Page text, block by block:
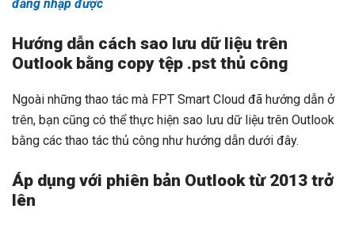
đăng nhập được
Hướng dẫn cách sao lưu dữ liệu trên
Outlook bằng copy tệp .pst thủ công
Ngoài những thao tác mà FPT Smart Cloud đã hướng dẫn ở
trên, bạn cũng có thể thực hiện sao lưu dữ liệu trên Outlook
bằng các thao tác thủ công như hướng dẫn dưới đây.
Áp dụng với phiên bản Outlook từ 2013 trở
lên